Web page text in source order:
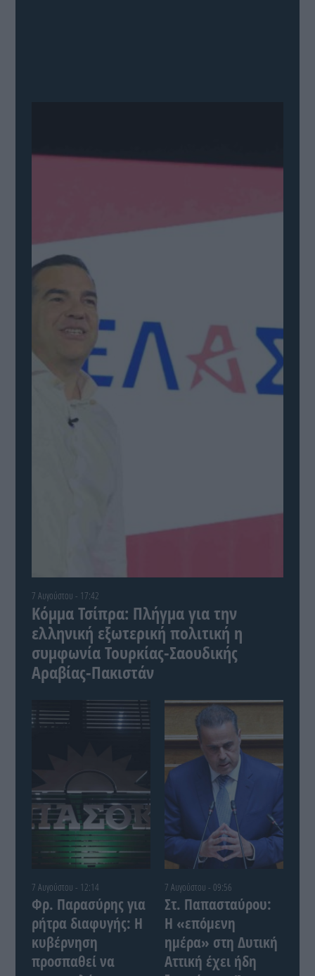
7 Αυγούστου - 17:42
Κόμμα Τσίπρα: Πλήγμα για την
ελληνική εξωτερική πολιτική η
συμφωνία Τουρκίας-Σαουδικής
Αραβίας-Πακιστάν
7 Αυγούστου - 12:14
Φρ. Παρασύρης για
ρήτρα διαφυγής: Η
κυβέρνηση
προσπαθεί να
7 Αυγούστου - 09:56
Στ. Παπασταύρου:
Η «επόμενη
ημέρα» στη Δυτική
Αττική έχει ήδη